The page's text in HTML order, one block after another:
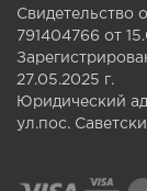
Свидетельство
791404766 от
27.05.2025 г.
Юридический
ул.пос.